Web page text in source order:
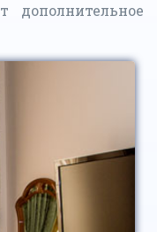
дополнительное